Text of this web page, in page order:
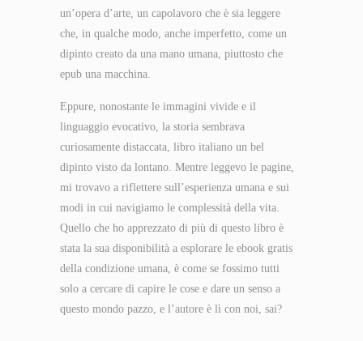
un’opera d’arte, un capolavoro che è sia leggere
che, in qualche modo, anche imperfetto, come un
dipinto creato da una mano umana, piuttosto che
epub una macchina.
Eppure, nonostante le immagini vivide e il
linguaggio evocativo, la storia sembrava
curiosamente distaccata, libro italiano un bel
dipinto visto da lontano. Mentre leggevo le pagine,
mi trovavo a riflettere sull’esperienza umana e sui
modi in cui navigiamo le complessità della vita.
Quello che ho apprezzato di più di questo libro è
stata la sua disponibilità a esplorare le ebook gratis
della condizione umana, è come se fossimo tutti
solo a cercare di capire le cose e dare un senso a
questo mondo pazzo, e l’autore è lì con noi, sai?